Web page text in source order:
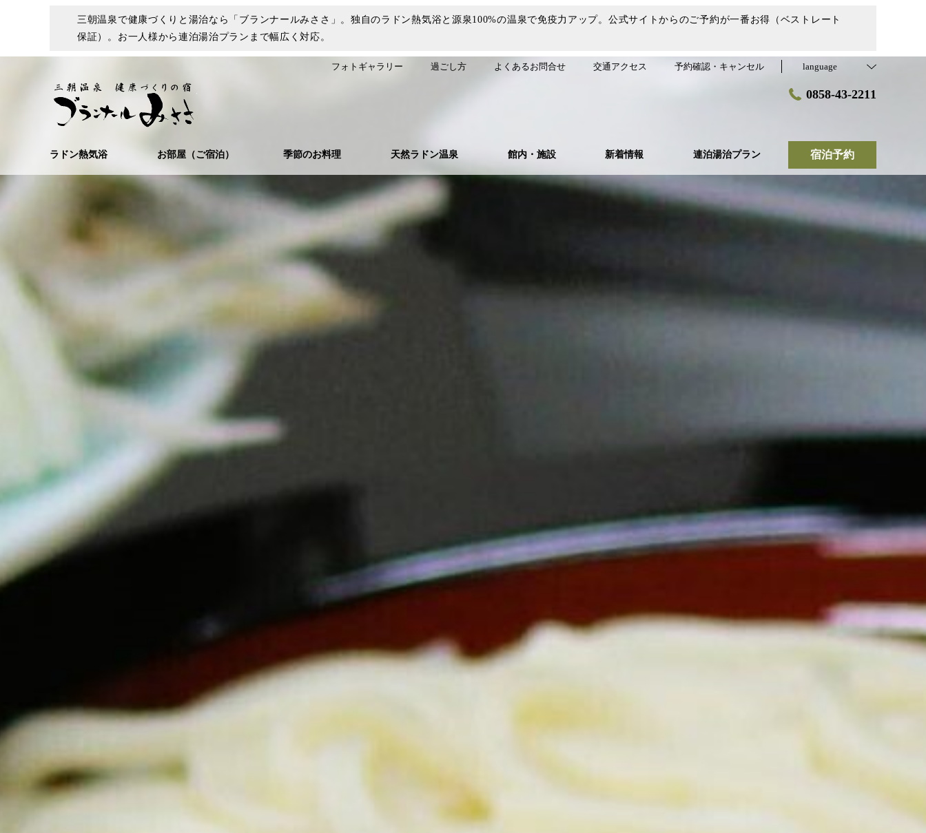
三朝温泉で健康づくりと湯治なら「ブランナールみささ」。独自のラドン熱気浴と源泉100%の温泉で免疫力アップ。公式サイトからのご予約が一番お得（ベストレート
保証）。お一人様から連泊湯治プランまで幅広く対応。
フォトギャラリー 過ごし方 よくあるお問合せ 交通アクセス 予約確認・キャンセル language
0858-43-2211
ラドン熱気浴 お部屋（ご宿泊） 季節のお料理 天然ラドン温泉 館内・施設 新着情報 連泊湯治プラン 宿泊予約